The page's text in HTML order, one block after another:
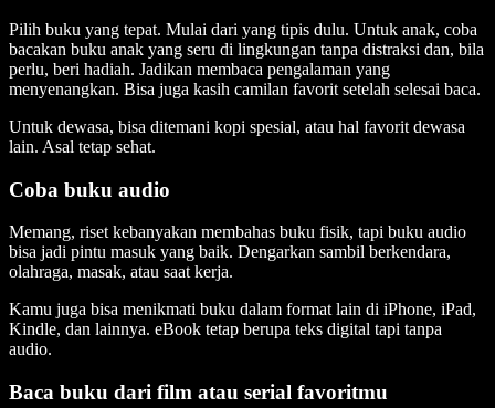
Pilih buku yang tepat. Mulai dari yang tipis dulu. Untuk anak, coba
bacakan buku anak yang seru di lingkungan tanpa distraksi dan, bila
perlu, beri hadiah. Jadikan membaca pengalaman yang
menyenangkan. Bisa juga kasih camilan favorit setelah selesai baca.
Untuk dewasa, bisa ditemani kopi spesial, atau hal favorit dewasa
lain. Asal tetap sehat.
Coba buku audio
Memang, riset kebanyakan membahas buku fisik, tapi buku audio
bisa jadi pintu masuk yang baik. Dengarkan sambil berkendara,
olahraga, masak, atau saat kerja.
Kamu juga bisa menikmati buku dalam format lain di iPhone, iPad,
Kindle, dan lainnya. eBook tetap berupa teks digital tapi tanpa
audio.
Baca buku dari film atau serial favoritmu